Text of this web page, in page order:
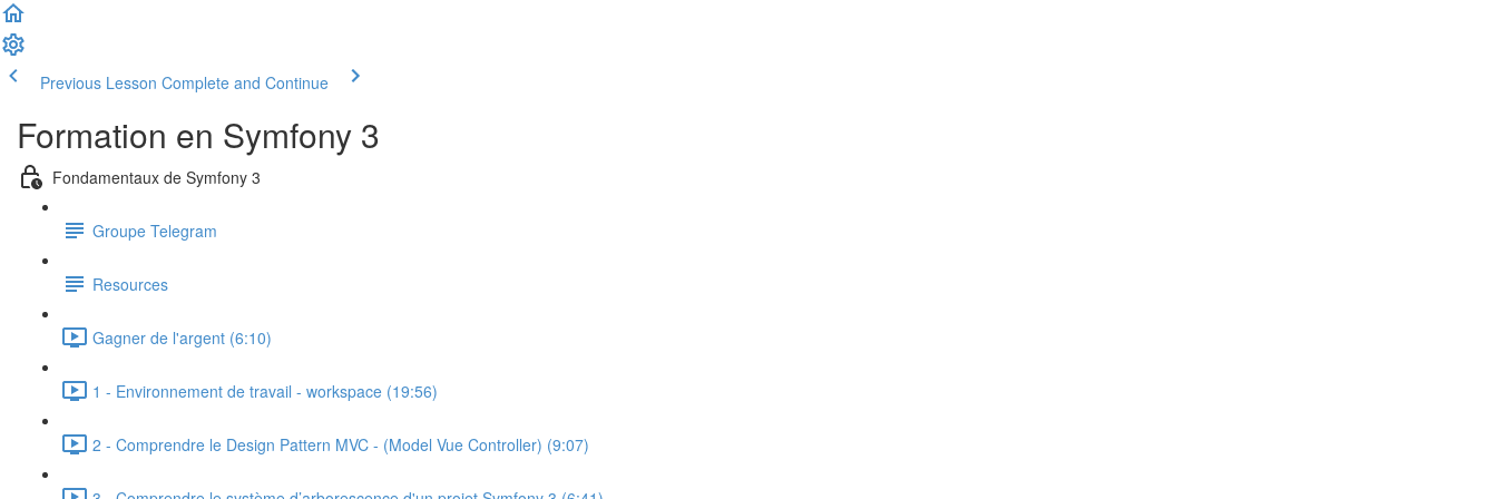
Previous Lesson Complete and Continue
Formation en Symfony 3
Fondamentaux de Symfony 3
Groupe Telegram
Resources
Gagner de l'argent (6:10)
1 - Environnement de travail - workspace (19:56)
2 - Comprendre le Design Pattern MVC - (Model Vue Controller) (9:07)